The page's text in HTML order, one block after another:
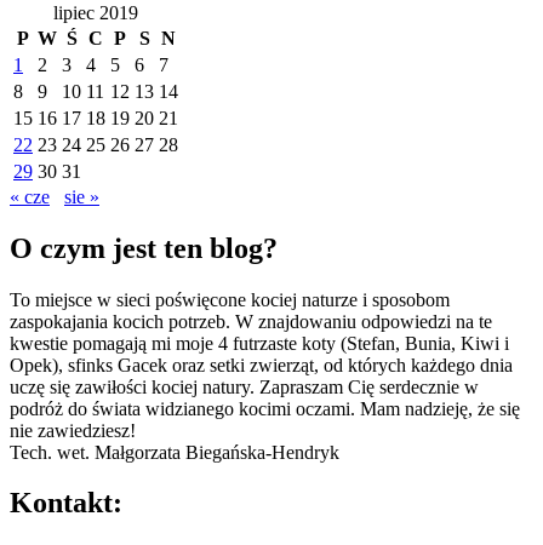
lipiec 2019
P W Ś C P S N
1
2 3 4 5 6
7
8
9 10 11 12 13 14
15 16 17 18 19 20 21
22 23 24 25 26 27 28
29 30 31
« cze
sie »
O czym jest ten blog?
To miejsce w sieci poświęcone kociej naturze i sposobom
zaspokajania kocich potrzeb. W znajdowaniu odpowiedzi na te
kwestie pomagają mi moje 4 futrzaste koty (Stefan, Bunia, Kiwi i
Opek), sfinks Gacek oraz setki zwierząt, od których każdego dnia
uczę się zawiłości kociej natury. Zapraszam Cię serdecznie w
podróż do świata widzianego kocimi oczami. Mam nadzieję, że się
nie zawiedziesz!
Tech. wet. Małgorzata Biegańska-Hendryk
Kontakt: